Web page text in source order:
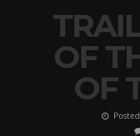
OF
OF